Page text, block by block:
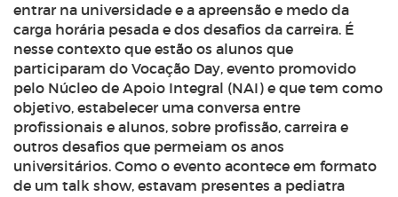
entrar na universidade e a apreensão e medo da
carga horária pesada e dos desafios da carreira. É
nesse contexto que estão os alunos que
participaram do Vocação Day, evento promovido
pelo Núcleo de Apoio Integral (NAI) e que tem como
objetivo, estabelecer uma conversa entre
profissionais e alunos, sobre profissão, carreira e
outros desafios que permeiam os anos
universitários. Como o evento acontece em formato
de um talk show, estavam presentes a pediatra